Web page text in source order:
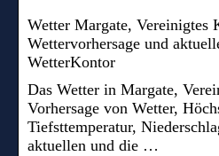
Wetter Margate, Vereinigtes
Wettervorhersage und
WetterKontor
Das Wetter in Margate,
Vorhersage von Wetter,
Tiefsttemperatur,
aktuellen und die …